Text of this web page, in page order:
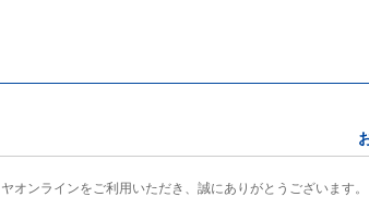
オンラインをご利用いただき、誠にありがとうございます。